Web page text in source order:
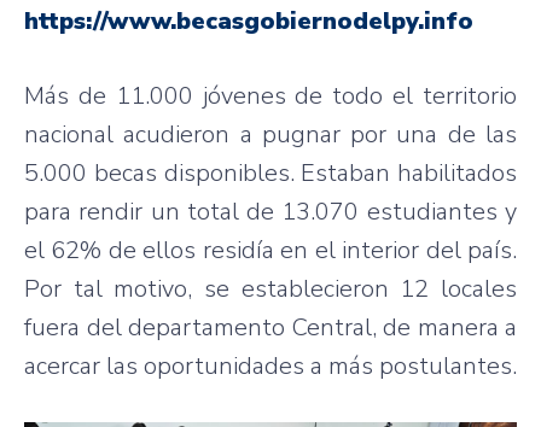
https://www.becasgobiernodelpy.info
Más de 11.000 jóvenes de todo el territorio
nacional acudieron a pugnar por una de las
5.000 becas disponibles. Estaban habilitados
para rendir un total de 13.070 estudiantes y
el 62% de ellos residía en el interior del país.
Por tal motivo, se establecieron 12 locales
fuera del departamento Central, de manera a
acercar las oportunidades a más postulantes.